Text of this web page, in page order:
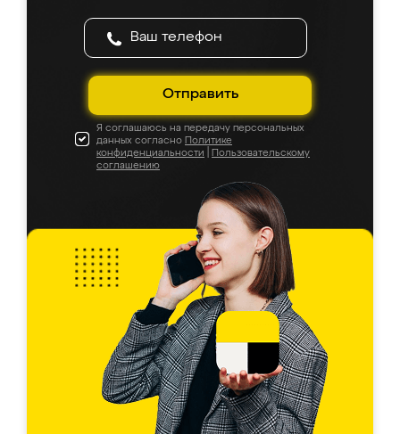
Отправить
Я соглашаюсь на передачу персональных
данных согласно Политике
конфиденциальности
Пользовательскому
соглашению